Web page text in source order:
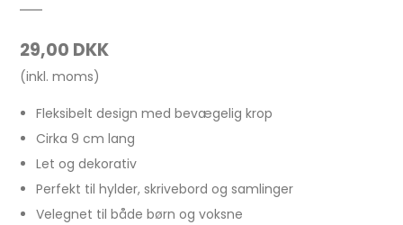
29,00 DKK
(inkl. moms)
Fleksibelt design med bevægelig krop
Cirka 9 cm lang
Let og dekorativ
Perfekt til hylder, skrivebord og samlinger
Velegnet til både børn og voksne